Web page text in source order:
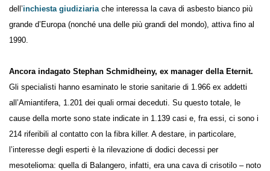
dell’ inchiesta giudiziariache interessa la cava di asbesto bianco più
grande d’Europa (nonché una delle più grandi del mondo), attiva fino
al 1990.
Ancora indagato Stephan Schmidheiny, ex manager della
Eternit.Gli specialisti hanno esaminato le storie sanitarie di 1.966 ex
addetti all’Amiantifera, 1.201 dei quali ormai deceduti. Su questo
totale, le cause della morte sono state indicate in 1.139 casi e, fra essi,
ci sono i 214 riferibili al contatto con la fibra killer. A destare, in
particolare, l’interesse degli esperti è la rilevazione di dodici decessi per